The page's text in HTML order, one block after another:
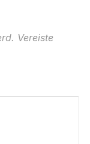
Vereiste